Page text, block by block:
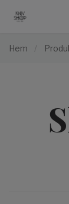
Hem /